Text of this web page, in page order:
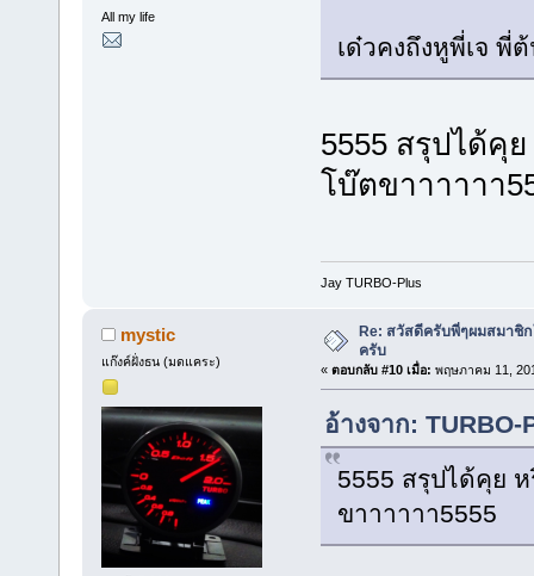
All my life
เด๋วคงถึงหูพี่เจ
5555 สรุปได้คุ
โบ๊ตขาาาาาา
Jay TURBO-Plus
mystic
แก๊งค์ฝั่งธน (มดแคระ)
Re: สวัสดีครับพี่ๆผมสมาชิ
ครับ
« ตอบกลับ #10 เมื่อ: พฤษภาคม 11,
อ้างจาก:
5555 สรุปได้คุย
ขาาาาาา5555